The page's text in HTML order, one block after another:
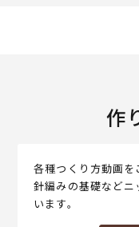
作
各種つくり方動画を
針編みの基礎などニ
います。